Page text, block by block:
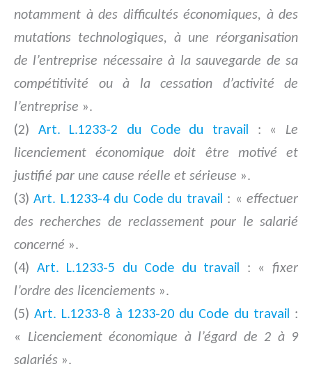
notamment à des difficultés économiques, à des
mutations technologiques, à une réorganisation
de l’entreprise nécessaire à la sauvegarde de sa
compétitivité ou à la cessation d’activité de
l’entreprise ».
(2) Art. L.1233-2 du Code du travail : « Le
licenciement économique doit être motivé et
justifié par une cause réelle et sérieuse ».
(3)Art. L.1233-4 du Code du travail : «effectuer
des recherches de reclassement pour le salarié
concerné ».
(4) Art. L.1233-5 du Code du travail : «fixer
l’ordre des licenciements ».
(5)Art. L.1233-8 à 1233-20 du Code du travail :
« Licenciement économique à l’égard de 2 à 9
salariés ».